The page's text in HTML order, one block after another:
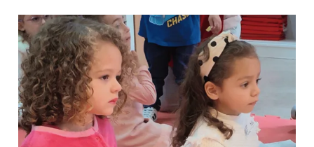
11
maneras
de
presentar
la
Biblia